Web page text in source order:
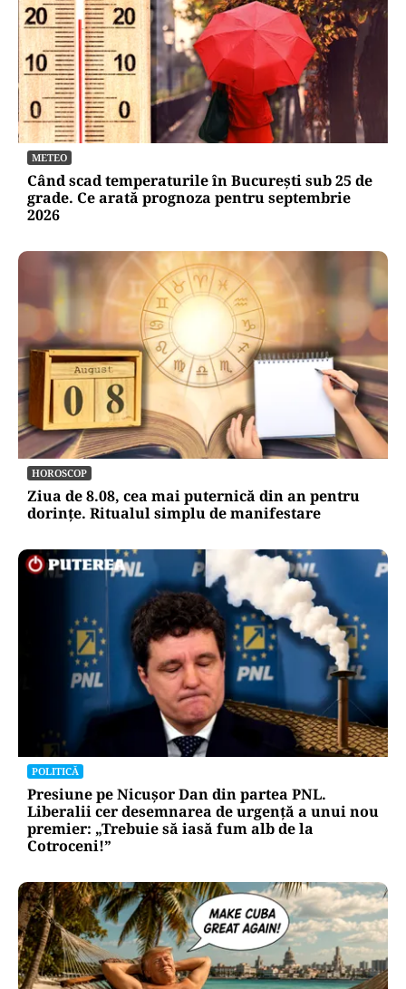
METEO
Când scad temperaturile în București sub 25 de
grade. Ce arată prognoza pentru septembrie
2026
HOROSCOP
Ziua de 8.08, cea mai puternică din an pentru
dorințe. Ritualul simplu de manifestare
POLITICĂ
Presiune pe Nicușor Dan din partea PNL.
Liberalii cer desemnarea de urgență a unui nou
premier: „Trebuie să iasă fum alb de la
Cotroceni!”